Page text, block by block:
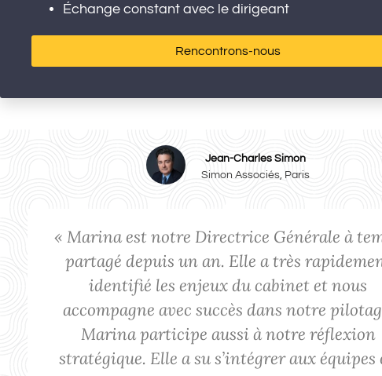
Échange constant avec le dirigeant
Rencontrons-nous
« Marina est notre Directrice Générale à
partagé depuis un an. Elle a très
identifié les enjeux du cabinet et nous
accompagne avec succès dans notre
Marina participe aussi à notre réflexion
stratégique. Elle a su s’intégrer aux équipes
Jean-Charles Simon
Simon Associés, Paris